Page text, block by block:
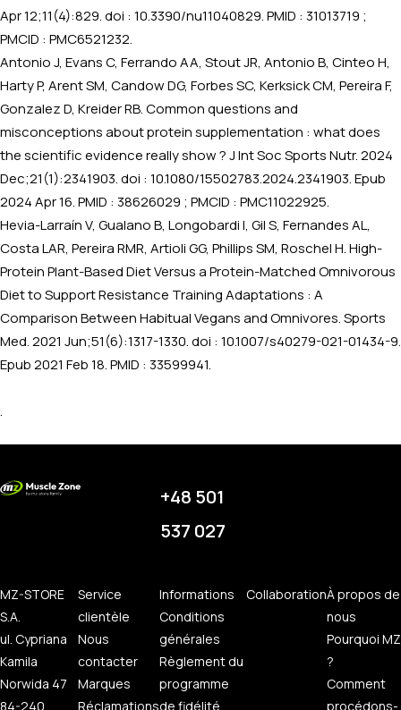
Apr 12;11(4):829. doi : 10.3390/nu11040829. PMID : 31013719 ;
PMCID : PMC6521232.
Antonio J, Evans C, Ferrando AA, Stout JR, Antonio B, Cinteo H,
Harty P, Arent SM, Candow DG, Forbes SC, Kerksick CM, Pereira F,
Gonzalez D, Kreider RB. Common questions and
misconceptions about protein supplementation : what does
the scientific evidence really show ? J Int Soc Sports Nutr. 2024
Dec;21(1):2341903. doi : 10.1080/15502783.2024.2341903. Epub
2024 Apr 16. PMID : 38626029 ; PMCID : PMC11022925.
Hevia-Larraín V, Gualano B, Longobardi I, Gil S, Fernandes AL,
Costa LAR, Pereira RMR, Artioli GG, Phillips SM, Roschel H. High-
Protein Plant-Based Diet Versus a Protein-Matched Omnivorous
Diet to Support Resistance Training Adaptations : A
Comparison Between Habitual Vegans and Omnivores. Sports
Med. 2021 Jun;51(6):1317-1330. doi : 10.1007/s40279-021-01434-9.
Epub 2021 Feb 18. PMID : 33599941.
+48 501
537 027
MZ-STORE
S.A.
ul. Cypriana
Kamila
Norwida 47
84-240
Service
clientèle
Nous
contacter
Marques
Réclamations
Informations
Conditions
générales
Règlement du
programme
de fidélité
CollaborationÀ propos de
nous
Pourquoi MZ
?
Comment
procédons-